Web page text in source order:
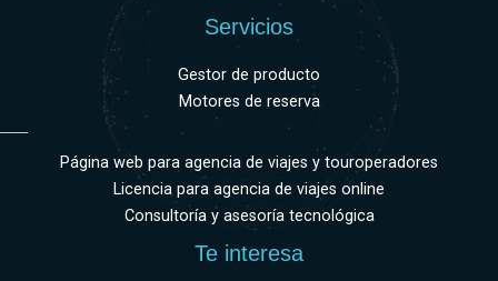
Servicios
Gestor de producto
Motores de reserva
Página web para agencia de viajes y touroperadores
Licencia para agencia de viajes online
Consultoría y asesoría tecnológica
Te interesa